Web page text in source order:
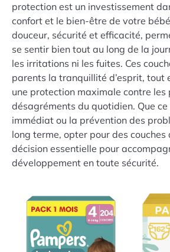
protection est un investissement
confort et le bien-être de votre
douceur, sécurité et efficacité,
se sentir bien tout au long de la
les irritations ni les fuites. Ces
parents la tranquillité d’esprit, tout
une protection maximale contre les
désagréments du quotidien. Que
immédiat ou la prévention des
long terme, opter pour des couches
décision essentielle pour
développement en toute sécurité.